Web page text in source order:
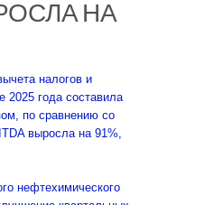
НА
налогов и
2025 года составила
по сравнению со
выросла на 91%,
нефтехимического